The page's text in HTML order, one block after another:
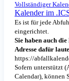
Vollständiger
Kalender im
Es ist für jede
eingerichtet.
Sie haben auch
Adresse dafür
https://
Sofern unterstützt
Calendar), können